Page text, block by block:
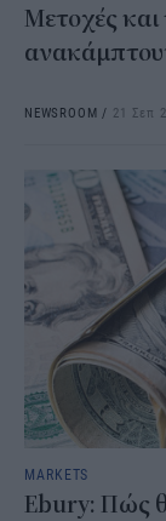
Μετοχές
NEWSROOM / 21 Σεπ
MARKETS
Ebury: Πώς